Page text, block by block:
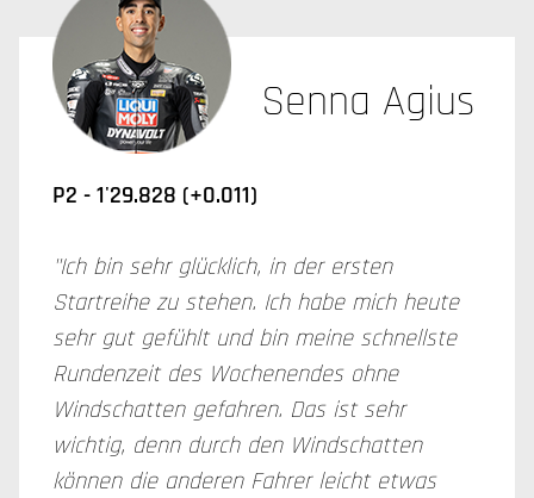
Senna Agius
P2 - 1'29.828 (+0.011)
"Ich bin sehr glücklich, in der ersten
Startreihe zu stehen. Ich habe mich heute
sehr gut gefühlt und bin meine schnellste
Rundenzeit des Wochenendes ohne
Windschatten gefahren. Das ist sehr
wichtig, denn durch den Windschatten
können die anderen Fahrer leicht etwas